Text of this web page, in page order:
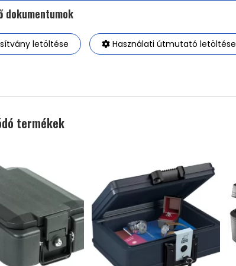
dokumentumok
letöltése Használati útmutató letöltése
termékek